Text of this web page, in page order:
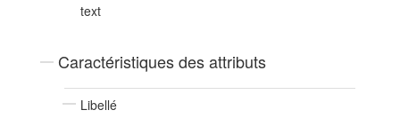
text
Caractéristiques des attributs
Libellé